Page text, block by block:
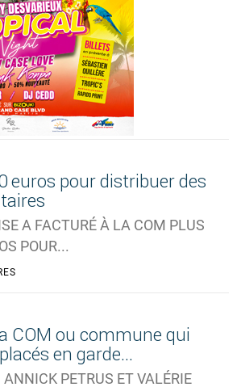
euros pour distribuer des
A FACTURÉ À LA COM PLUS
POUR...
COM ou commune qui
en garde...
ANNICK PETRUS ET VALÉRIE